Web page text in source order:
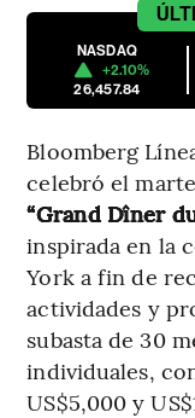
NASDAQ
+2.10%
26,457.84
Bloomberg
celebró el
“Grand Dîner
inspirada en la
York a fin de
actividades y
subasta de 30
individuales,
US$5,000 y